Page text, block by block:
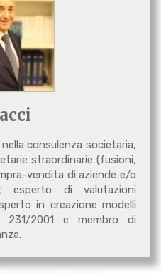
consulenza societaria,
straordinarie (fusioni,
vendita di aziende e/o
esperto di valutazioni
in creazione modelli
231/2001 e membro di